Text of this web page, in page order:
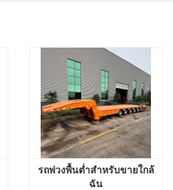
รถพ่วงพื้นต่ำสำหรับขายใกล้
ฉัน